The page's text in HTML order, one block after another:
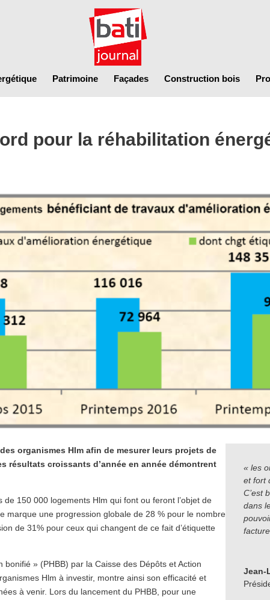
Patrimoine Façades Construction bois
pour la réhabilitation
organismes Hlm afin de mesurer leurs projets de
résultats croissants d’année en année démontrent
150 000 logements Hlm qui font ou feront l’objet de
marque une progression globale de 28 % pour le nombre
de 31% pour ceux qui changent de ce fait d’étiquette
» (PHBB) par la Caisse des Dépôts et Action
Hlm à investir, montre ainsi son efficacité et
à venir. Lors du lancement du PHBB, pour une
« les
et fort
C’est
dans
Jean-